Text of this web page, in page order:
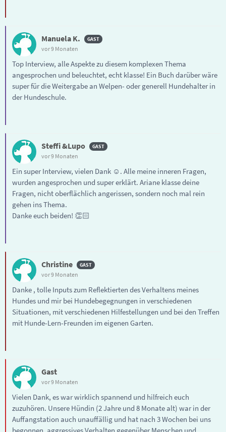
Manuela K.
vor 9 Monaten
Top Interview, alle Aspekte zu diesem komplexen Thema
angesprochen und beleuchtet, echt klasse! Ein Buch darüber wäre
super für die Weitergabe an Welpen- oder generell Hundehalter in
der Hundeschule.
Steffi &Lupo
vor 9 Monaten
Ein super Interview, vielen Dank ☺️. Alle meine inneren Fragen,
wurden angesprochen und super erklärt. Ariane klasse deine
Fragen, nicht oberflächlich angerissen, sondern noch mal rein
gehen ins Thema.
Danke euch beiden! 👏🏻
Christine
vor 9 Monaten
Danke , tolle Inputs zum Reflektierten des Verhaltens meines
Hundes und mir bei Hundebegegnungen in verschiedenen
Situationen, mit verschiedenen Hilfestellungen und bei den Treffen
mit Hunde-Lern-Freunden im eigenen Garten.
Gast
vor 9 Monaten
Vielen Dank, es war wirklich spannend und hilfreich euch
zuzuhören. Unsere Hündin (2 Jahre und 8 Monate alt) war in der
Auffangstation auch unauffällig und hat nach 3 Wochen bei uns